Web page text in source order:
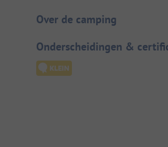
Camping introductie
Over de camping
Onderscheidingen &